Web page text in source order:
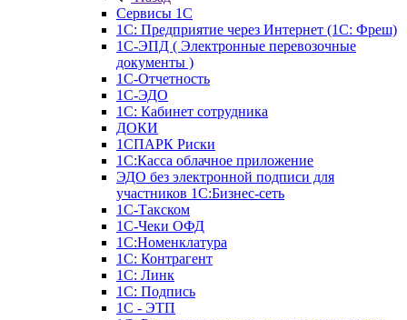
Сервисы 1С
1С: Предприятие через Интернет (1С: Фреш)
1С-ЭПД ( Электронные перевозочные
документы )
1С-Отчетность
1С-ЭДО
1С: Кабинет сотрудника
ДОКИ
1СПАРК Риски
1С:Касса облачное приложение
ЭДО без электронной подписи для
участников 1С:Бизнес-сеть
1С-Такском
1С-Чеки ОФД
1С:Номенклатура
1С: Контрагент
1С: Линк
1С: Подпись
1С - ЭТП